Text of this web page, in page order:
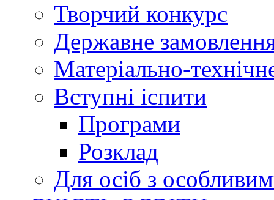
Творчий конкурс
Державне
Матеріально-
Вступні іспити
Програми
Розклад
Для осіб з